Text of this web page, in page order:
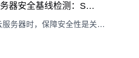
Debian11云服务器安全基线检测：SELinux与用户权限
使用Debian11云服务器时，保障安全性是关键。安全基线检测作为重要手段，其中SELinux与用户权限的检测尤为核心。本文详细讲解如何完成这两项检测。